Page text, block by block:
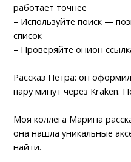
работает точнее
– Используйте поиск —
список
– Проверяйте онион
Рассказ Петра: он
пару минут через Kraken.
Моя коллега Марина
она нашла уникальные
найти.